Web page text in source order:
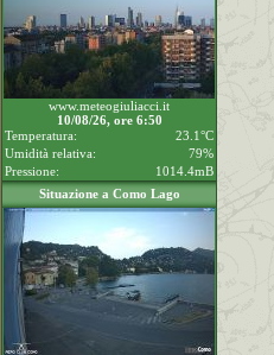
www.meteogiuliacci.it
10/08/26, ore 6:50
Temperatura:
23.1°C
Umidità relativa:
79%
Pressione:
1014.4mB
Situazione a Como Lago